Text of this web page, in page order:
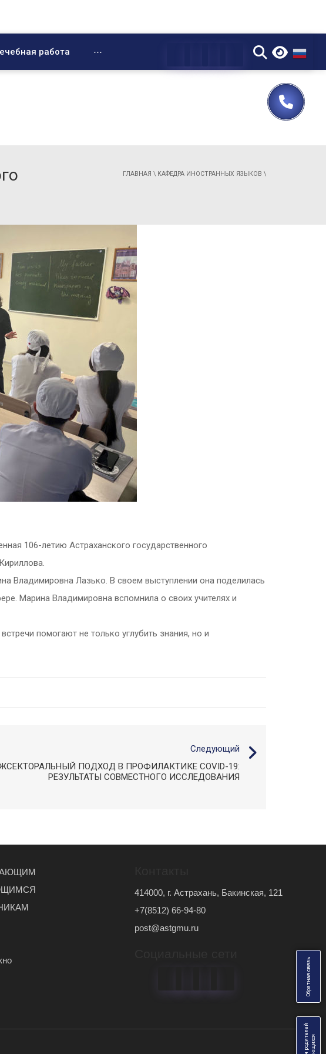
О
б
р
а
т
н
а
я
с
в
я
з
ь
работа ⋯ ▼
ГЛАВНАЯ \ КАФЕДРА ИНОСТРАННЫХ ЯЗЫКОВ \
106-летию Астраханского государственного
Владимировна Лазько. В своем выступлении она поделилась
Марина Владимировна вспомнила о своих учителях и
помогают не только углубить знания, но и
Следующий
ПОДХОД В ПРОФИЛАКТИКЕ COVID-19:
РЕЗУЛЬТАТЫ СОВМЕСТНОГО ИССЛЕДОВАНИЯ
414000, г. Астрахань, Бакинская, 121
+7(8512) 66-94-80
post@astgmu.ru